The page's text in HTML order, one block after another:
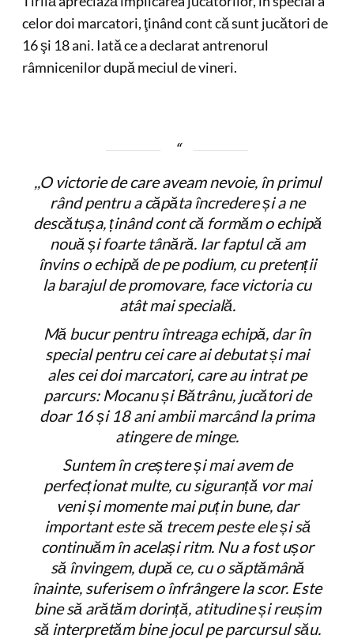
celor doi marcatori, ţinând cont că sunt jucători de
16 şi 18 ani. Iată ce a declarat antrenorul
râmnicenilor după meciul de vineri.
,,O victorie de care aveam nevoie, în primul
rând pentru a căpăta încredere și a ne
descătușa, ținând cont că formăm o echipă
nouă și foarte tânără. Iar faptul că am
învins o echipă de pe podium, cu pretenții
la barajul de promovare, face victoria cu
atât mai specială.
Mă bucur pentru întreaga echipă, dar în
special pentru cei care ai debutat și mai
ales cei doi marcatori, care au intrat pe
parcurs: Mocanu și Bătrânu, jucători de
doar 16 și 18 ani ambii marcând la prima
atingere de minge.
Suntem în creștere și mai avem de
perfecționat multe, cu siguranță vor mai
veni și momente mai puțin bune, dar
important este să trecem peste ele și să
continuăm în același ritm. Nu a fost ușor
să învingem, după ce, cu o săptămână
înainte, suferisem o înfrângere la scor. Este
bine să arătăm dorință, atitudine și reușim
să interpretăm bine jocul pe parcursul său.